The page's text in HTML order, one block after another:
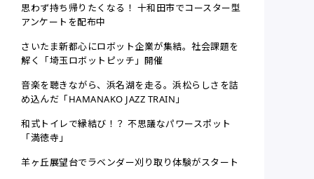
思わず持ち帰りたくなる！ 十和田市でコースター型
アンケートを配布中
さいたま新都心にロボット企業が集結。社会課題を
解く「埼玉ロボットピッチ」開催
音楽を聴きながら、浜名湖を走る。浜松らしさを詰
め込んだ「HAMANAKO JAZZ TRAIN」
和式トイレで縁結び！？ 不思議なパワースポット
「満徳寺」
羊ヶ丘展望台でラベンダー刈り取り体験がスタート